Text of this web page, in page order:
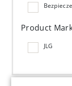
Product
JLG